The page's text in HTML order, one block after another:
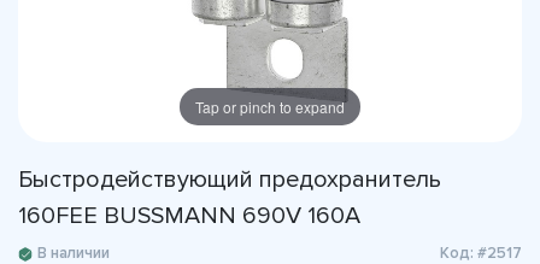
Tap or pinch to expand
Быстродействующий предохранитель
160FEE BUSSMANN 690V 160A
В наличии Код: #2517